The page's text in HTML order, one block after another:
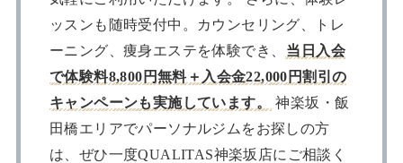
ッスンも随時受付中。カウンセリング、トレ
ーニング、痩身エステを体験でき、 当日入会
で体験料8,800円無料＋入会金22,000円割引の
キャンペーンも実施しています。
神楽坂・飯
田橋エリアでパーソナルジムをお探しの方
は、ぜひ一度QUALITAS神楽坂店にご相談く